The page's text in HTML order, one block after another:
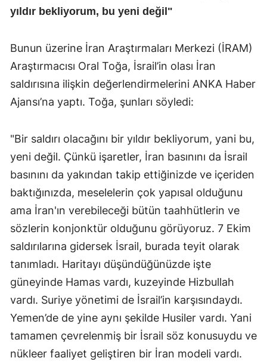
yıldır bekliyorum, bu yeni değil"
Bunun üzerine İran Araştırmaları Merkezi (İRAM)
Araştırmacısı Oral Toğa, İsrail’in olası İran
saldırısına ilişkin değerlendirmelerini ANKA Haber
Ajansı’na yaptı. Toğa, şunları söyledi:
"Bir saldırı olacağını bir yıldır bekliyorum, yani bu,
yeni değil. Çünkü işaretler, İran basınını da İsrail
basınını da yakından takip ettiğinizde ve içeriden
baktığınızda, meselelerin çok yapısal olduğunu
ama İran'ın verebileceği bütün taahhütlerin ve
sözlerin konjonktür olduğunu görüyoruz. 7 Ekim
saldırılarına gidersek İsrail, burada teyit olarak
tanımladı. Haritayı düşündüğünüzde işte
güneyinde Hamas vardı, kuzeyinde Hizbullah
vardı. Suriye yönetimi de İsrail’in karşısındaydı.
Yemen’de de yine aynı şekilde Husiler vardı. Yani
tamamen çevrelenmiş bir İsrail söz konusuydu ve
nükleer faaliyet geliştiren bir İran modeli vardı.